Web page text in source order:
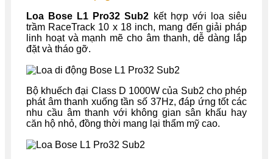
Loa Bose L1 Pro32 Sub2 kết hợp với loa siêu
trầm RaceTrack 10 x 18 inch, mang đến giải pháp
linh hoạt và mạnh mẽ cho âm thanh, dễ dàng lắp
đặt và tháo gỡ.
Bộ khuếch đại Class D 1000W của Sub2 cho phép
phát âm thanh xuống tần số 37Hz, đáp ứng tốt các
nhu cầu âm thanh với không gian sân khấu hay
căn hộ nhỏ, đồng thời mang lại thẩm mỹ cao.